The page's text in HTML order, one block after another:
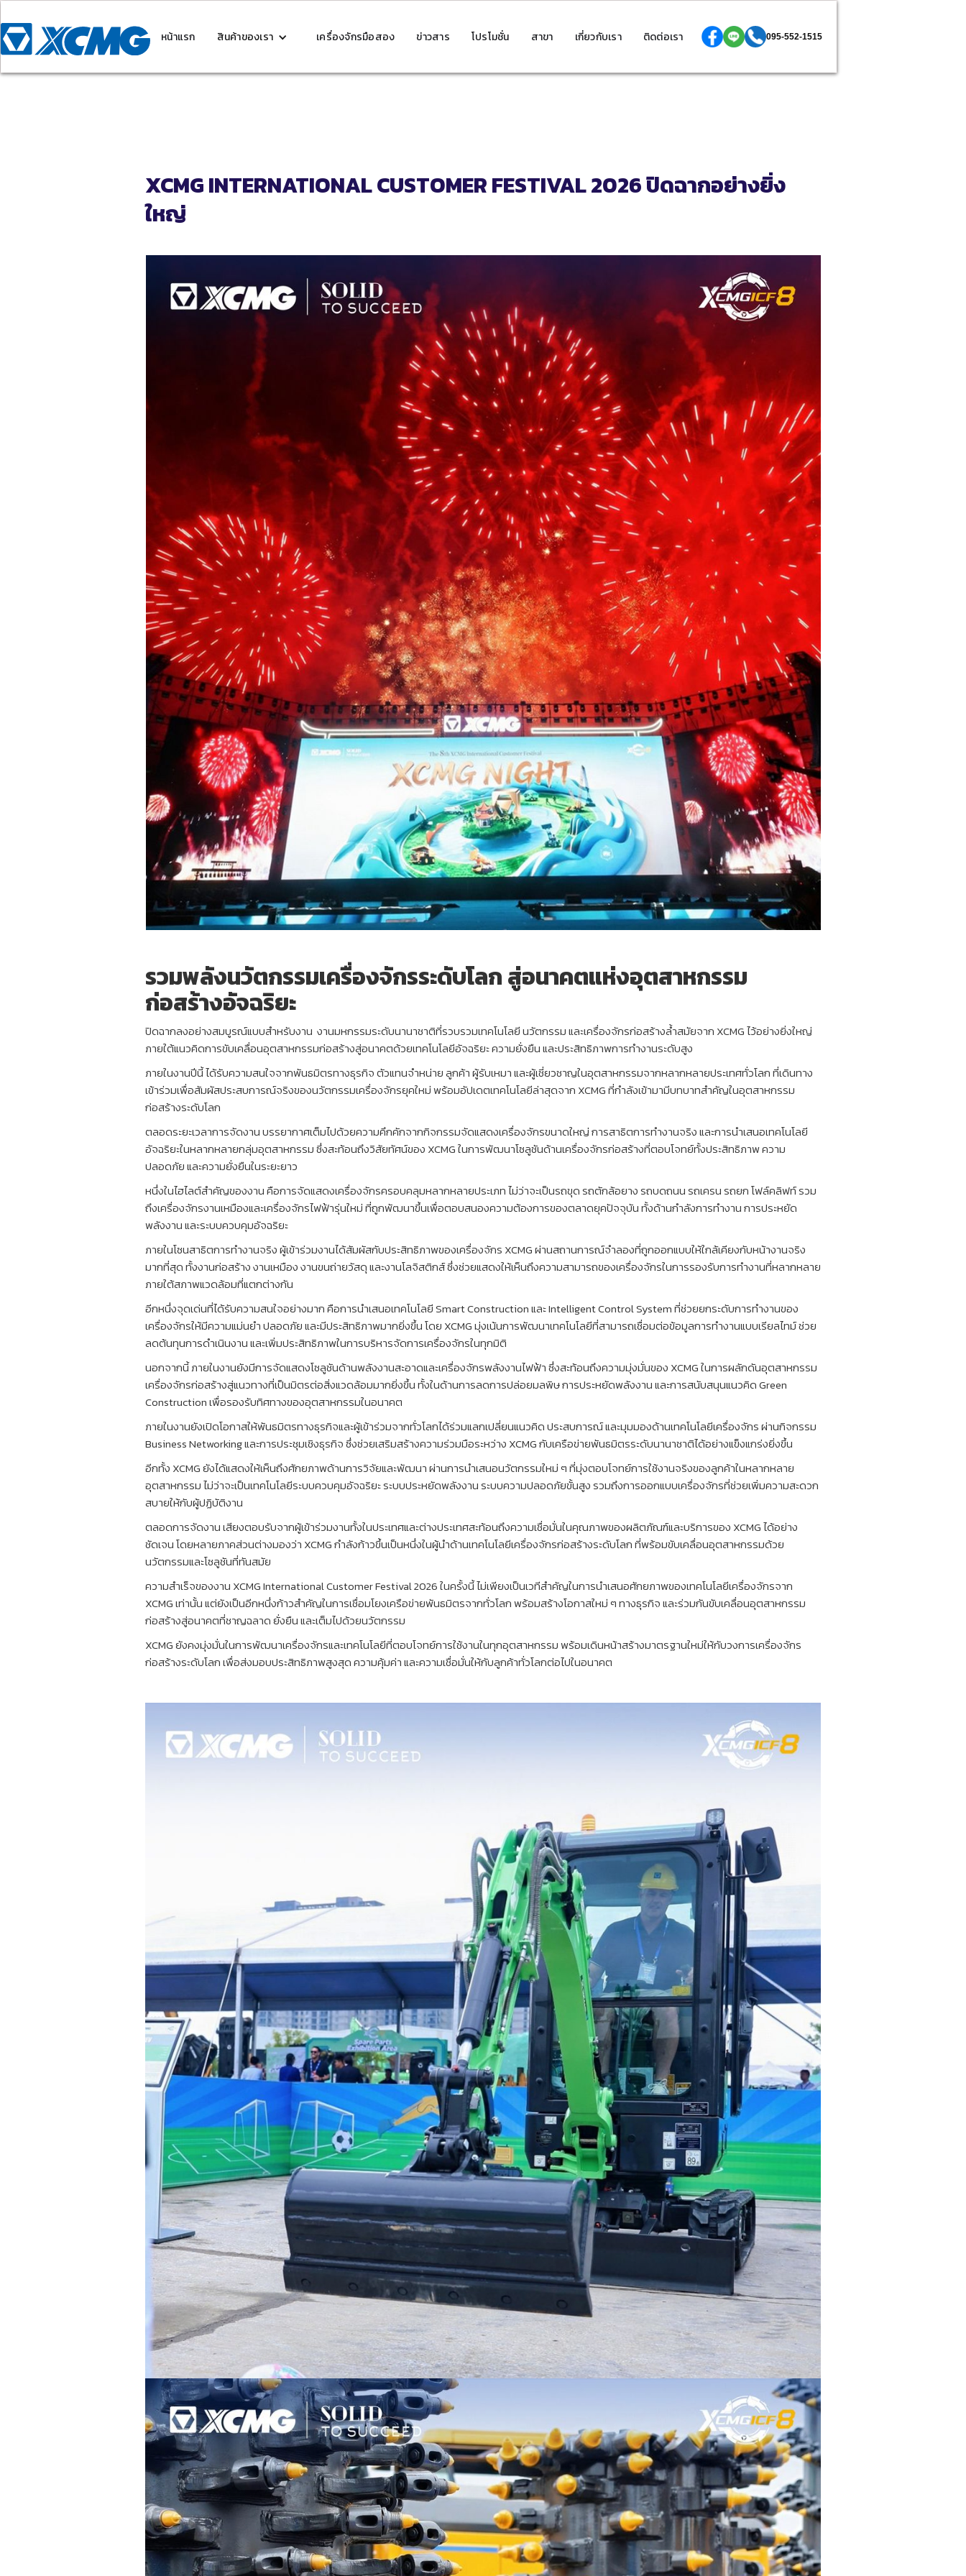
หน้าแรก สินค้าของเรา เครื่องจักรมือสอง ข่าวสาร โปรโมชั่น สาขา เกี่ยวกับเรา ติดต่อเรา 095-552-1515
XCMG INTERNATIONAL CUSTOMER FESTIVAL 2026 ปิดฉากอย่างยิ่ง
ใหญ่
รวมพลังนวัตกรรมเครื่องจักรระดับโลก สู่อนาคตแห่งอุตสาหกรรม
ก่อสร้างอัจฉริยะ
ปิดฉากลงอย่างสมบูรณ์แบบสำหรับงาน งานมหกรรมระดับนานาชาติที่รวบรวมเทคโนโลยี นวัตกรรม และเครื่องจักรก่อสร้างล้ำสมัยจาก XCMG ไว้อย่างยิ่งใหญ่
ภายใต้แนวคิดการขับเคลื่อนอุตสาหกรรมก่อสร้างสู่อนาคตด้วยเทคโนโลยีอัจฉริยะ ความยั่งยืน และประสิทธิภาพการทำงานระดับสูง
ภายในงานปีนี้ ได้รับความสนใจจากพันธมิตรทางธุรกิจ ตัวแทนจำหน่าย ลูกค้า ผู้รับเหมา และผู้เชี่ยวชาญในอุตสาหกรรมจากหลากหลายประเทศทั่วโลก ที่เดินทาง
เข้าร่วมเพื่อสัมผัสประสบการณ์จริงของนวัตกรรมเครื่องจักรยุคใหม่ พร้อมอัปเดตเทคโนโลยีล่าสุดจาก XCMG ที่กำลังเข้ามามีบทบาทสำคัญในอุตสาหกรรม
ก่อสร้างระดับโลก
ตลอดระยะเวลาการจัดงาน บรรยากาศเต็มไปด้วยความคึกคักจากกิจกรรมจัดแสดงเครื่องจักรขนาดใหญ่ การสาธิตการทำงานจริง และการนำเสนอเทคโนโลยี
อัจฉริยะในหลากหลายกลุ่มอุตสาหกรรม ซึ่งสะท้อนถึงวิสัยทัศน์ของ XCMG ในการพัฒนาโซลูชันด้านเครื่องจักรก่อสร้างที่ตอบโจทย์ทั้งประสิทธิภาพ ความ
ปลอดภัย และความยั่งยืนในระยะยาว
หนึ่งในไฮไลต์สำคัญของงาน คือการจัดแสดงเครื่องจักรครอบคลุมหลากหลายประเภท ไม่ว่าจะเป็นรถขุด รถตักล้อยาง รถบดถนน รถเครน รถยก โฟล์คลิฟท์ รวม
ถึงเครื่องจักรงานเหมืองและเครื่องจักรไฟฟ้ารุ่นใหม่ ที่ถูกพัฒนาขึ้นเพื่อตอบสนองความต้องการของตลาดยุคปัจจุบัน ทั้งด้านกำลังการทำงาน การประหยัด
พลังงาน และระบบควบคุมอัจฉริยะ
ภายในโซนสาธิตการทำงานจริง ผู้เข้าร่วมงานได้สัมผัสกับประสิทธิภาพของเครื่องจักร XCMG ผ่านสถานการณ์จำลองที่ถูกออกแบบให้ใกล้เคียงกับหน้างานจริง
มากที่สุด ทั้งงานก่อสร้าง งานเหมือง งานขนถ่ายวัสดุ และงานโลจิสติกส์ ซึ่งช่วยแสดงให้เห็นถึงความสามารถของเครื่องจักรในการรองรับการทำงานที่หลากหลาย
ภายใต้สภาพแวดล้อมที่แตกต่างกัน
อีกหนึ่งจุดเด่นที่ได้รับความสนใจอย่างมาก คือการนำเสนอเทคโนโลยี Smart Construction และ Intelligent Control System ที่ช่วยยกระดับการทำงานของ
เครื่องจักรให้มีความแม่นยำ ปลอดภัย และมีประสิทธิภาพมากยิ่งขึ้น โดย XCMG มุ่งเน้นการพัฒนาเทคโนโลยีที่สามารถเชื่อมต่อข้อมูลการทำงานแบบเรียลไทม์ ช่วย
ลดต้นทุนการดำเนินงาน และเพิ่มประสิทธิภาพในการบริหารจัดการเครื่องจักรในทุกมิติ
นอกจากนี้ ภายในงานยังมีการจัดแสดงโซลูชันด้านพลังงานสะอาดและเครื่องจักรพลังงานไฟฟ้า ซึ่งสะท้อนถึงความมุ่งมั่นของ XCMG ในการผลักดันอุตสาหกรรม
เครื่องจักรก่อสร้างสู่แนวทางที่เป็นมิตรต่อสิ่งแวดล้อมมากยิ่งขึ้น ทั้งในด้านการลดการปล่อยมลพิษ การประหยัดพลังงาน และการสนับสนุนแนวคิด Green
Construction เพื่อรองรับทิศทางของอุตสาหกรรมในอนาคต
ภายในงานยังเปิดโอกาสให้พันธมิตรทางธุรกิจและผู้เข้าร่วมจากทั่วโลกได้ร่วมแลกเปลี่ยนแนวคิด ประสบการณ์ และมุมมองด้านเทคโนโลยีเครื่องจักร ผ่านกิจกรรม
Business Networking และการประชุมเชิงธุรกิจ ซึ่งช่วยเสริมสร้างความร่วมมือระหว่าง XCMG กับเครือข่ายพันธมิตรระดับนานาชาติได้อย่างแข็งแกร่งยิ่งขึ้น
อีกทั้ง XCMG ยังได้แสดงให้เห็นถึงศักยภาพด้านการวิจัยและพัฒนา ผ่านการนำเสนอนวัตกรรมใหม่ ๆ ที่มุ่งตอบโจทย์การใช้งานจริงของลูกค้าในหลากหลาย
อุตสาหกรรม ไม่ว่าจะเป็นเทคโนโลยีระบบควบคุมอัจฉริยะ ระบบประหยัดพลังงาน ระบบความปลอดภัยขั้นสูง รวมถึงการออกแบบเครื่องจักรที่ช่วยเพิ่มความสะดวก
สบายให้กับผู้ปฏิบัติงาน
ตลอดการจัดงาน เสียงตอบรับจากผู้เข้าร่วมงานทั้งในประเทศและต่างประเทศสะท้อนถึงความเชื่อมั่นในคุณภาพของผลิตภัณฑ์และบริการของ XCMG ได้อย่าง
ชัดเจน โดยหลายภาคส่วนต่างมองว่า XCMG กำลังก้าวขึ้นเป็นหนึ่งในผู้นำด้านเทคโนโลยีเครื่องจักรก่อสร้างระดับโลก ที่พร้อมขับเคลื่อนอุตสาหกรรมด้วย
นวัตกรรมและโซลูชันที่ทันสมัย
ความสำเร็จของงาน XCMG International Customer Festival 2026 ในครั้งนี้ ไม่เพียงเป็นเวทีสำคัญในการนำเสนอศักยภาพของเทคโนโลยีเครื่องจักรจาก
XCMG เท่านั้น แต่ยังเป็นอีกหนึ่งก้าวสำคัญในการเชื่อมโยงเครือข่ายพันธมิตรจากทั่วโลก พร้อมสร้างโอกาสใหม่ ๆ ทางธุรกิจ และร่วมกันขับเคลื่อนอุตสาหกรรม
ก่อสร้างสู่อนาคตที่ชาญฉลาด ยั่งยืน และเต็มไปด้วยนวัตกรรม
XCMG ยังคงมุ่งมั่นในการพัฒนาเครื่องจักรและเทคโนโลยีที่ตอบโจทย์การใช้งานในทุกอุตสาหกรรม พร้อมเดินหน้าสร้างมาตรฐานใหม่ให้กับวงการเครื่องจักร
ก่อสร้างระดับโลก เพื่อส่งมอบประสิทธิภาพสูงสุด ความคุ้มค่า และความเชื่อมั่นให้กับลูกค้าทั่วโลกต่อไปในอนาคต